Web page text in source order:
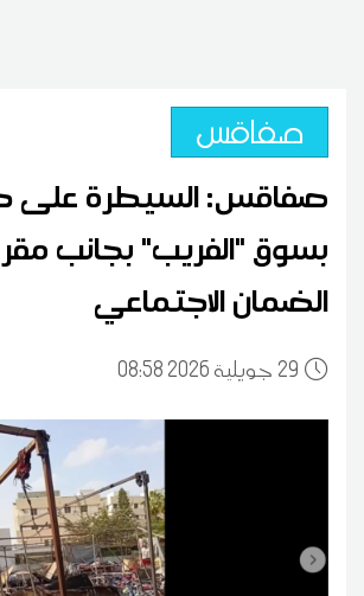
صفاقس
صفاقس: السيطرة على
بسوق "الفريب" بجانب
الضمان الاجتماعي
29 08:58 2026 جويلية